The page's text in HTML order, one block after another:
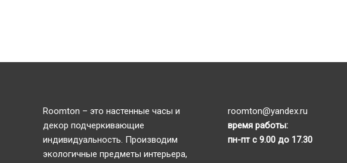
Roomton – это настенные часы и
декор подчеркивающие
индивидуальность. Производим
экологичные предметы интерьера,
roomton@yandex.ru
время работы:
пн-пт с 9.00 до 17.30